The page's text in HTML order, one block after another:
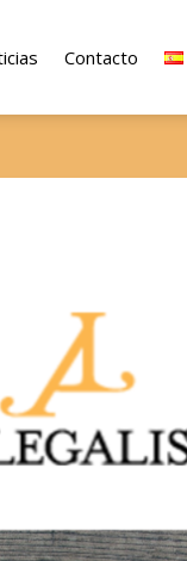
Contacto